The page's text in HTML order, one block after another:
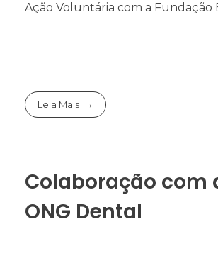
Ação Voluntária com a Fundação
Leia Mais
Colaboração com
ONG Dental